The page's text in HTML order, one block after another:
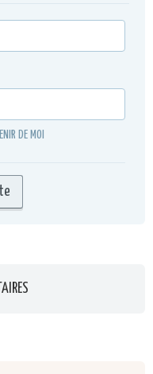
DE MOI